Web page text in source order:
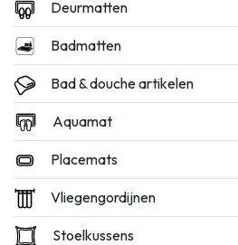
Deurmatten
Badmatten
Bad & douche artikelen
Aquamat
Placemats
Vliegengordijnen
Stoelkussens